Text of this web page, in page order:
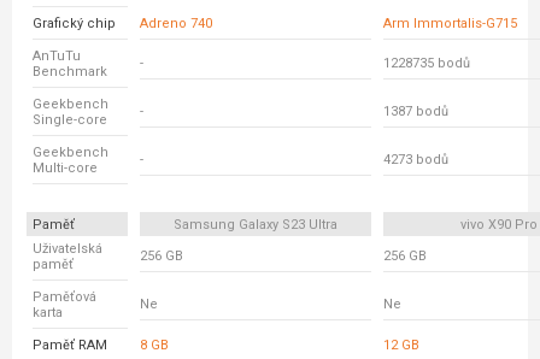
Grafický chip Adreno 740 Arm Immortalis-G715
AnTuTu
Benchmark
- 1228735 bodů
Geekbench
Single-core
- 1387 bodů
Geekbench
Multi-core
- 4273 bodů
Paměť Samsung Galaxy S23 Ultra
vivo X90 Pro
Uživatelská
paměť
256 GB 256 GB
Paměťová
karta
Ne Ne
Paměť RAM 8 GB 12 GB